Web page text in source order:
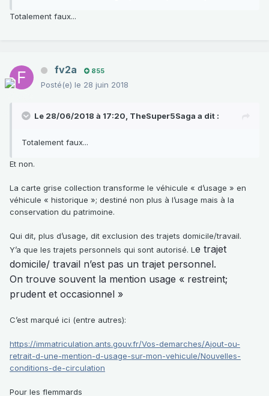
Totalement faux...
fv2a 855
Posté(e) le 28 juin 2018
Le 28/06/2018 à 17:20, TheSuper5Saga a dit :
Totalement faux...
Et non.
La carte grise collection transforme le véhicule « d’usage » en
véhicule « historique »; destiné non plus à l’usage mais à la
conservation du patrimoine.
Qui dit, plus d’usage, dit exclusion des trajets domicile/travail.
Y’a que les trajets personnels qui sont autorisé. L e trajet
domicile/ travail n’est pas un trajet personnel.
On trouve souvent la mention usage « restreint;
prudent et occasionnel »
C’est marqué ici (entre autres):
https://immatriculation.ants.gouv.fr/Vos-demarches/Ajout-ou-
retrait-d-une-mention-d-usage-sur-mon-vehicule/Nouvelles-
conditions-de-circulation
Pour les flemmards